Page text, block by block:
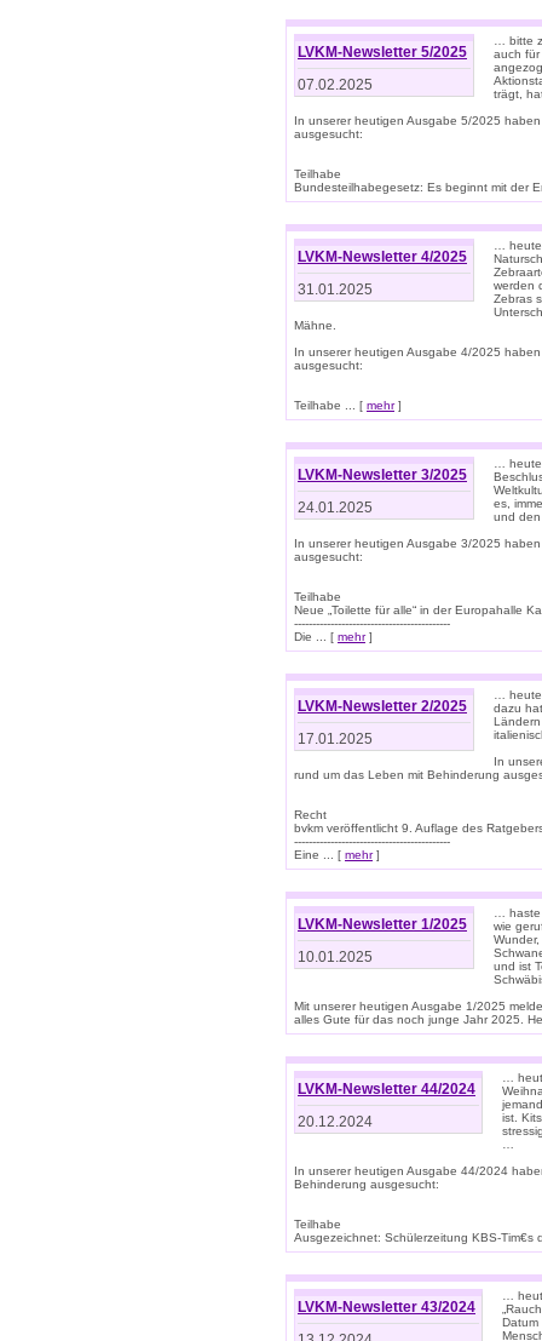
LVKM-Newsletter 5/2025
07.02.2025
… bitte
auch für
trägt,
In unserer heutigen Ausgabe 5/2025
ausgesucht:
Teilhabe
Bundesteilhabegesetz: Es beginnt mit der
LVKM-Newsletter 4/2025
31.01.2025
…
werden
Zebras
Mähne.
In unserer heutigen Ausgabe 4/2025
ausgesucht:
Teilhabe ... [ mehr]
LVKM-Newsletter 3/2025
24.01.2025
…
es,
und
In unserer heutigen Ausgabe 3/2025
ausgesucht:
Teilhabe
Neue „Toilette für alle“ in der Europahalle
-------------------------------------------
Die ... [ mehr]
LVKM-Newsletter 2/2025
17.01.2025
…
dazu
In
rund um das Leben mit Behinderung
Recht
bvkm veröffentlicht 9. Auflage des
-------------------------------------------
Eine ... [ mehr]
LVKM-Newsletter 1/2025
10.01.2025
…
wie
und ist
Mit unserer heutigen Ausgabe 1/2025
alles Gute für das noch junge Jahr 2025.
LVKM-Newsletter 44/2024
20.12.2024
…
ist.
In unserer heutigen Ausgabe 44/2024
Behinderung ausgesucht:
Teilhabe
Ausgezeichnet: Schülerzeitung KBS-Tim€s
LVKM-Newsletter 43/2024
…
Datum